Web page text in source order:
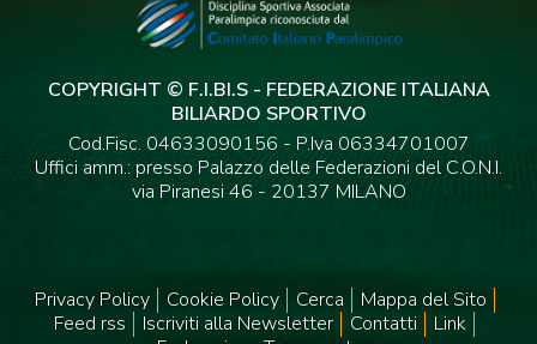
COPYRIGHT © F.I.BI.S - FEDERAZIONE ITALIANA
BILIARDO SPORTIVO
Cod.Fisc. 04633090156 - P.Iva 06334701007
Uffici amm.: presso Palazzo delle Federazioni del C.O.N.I.
via Piranesi 46 - 20137 MILANO
Privacy Policy Cookie Policy Cerca
Mappa del Sito
Feed rss
Iscriviti alla Newsletter Contatti
Link